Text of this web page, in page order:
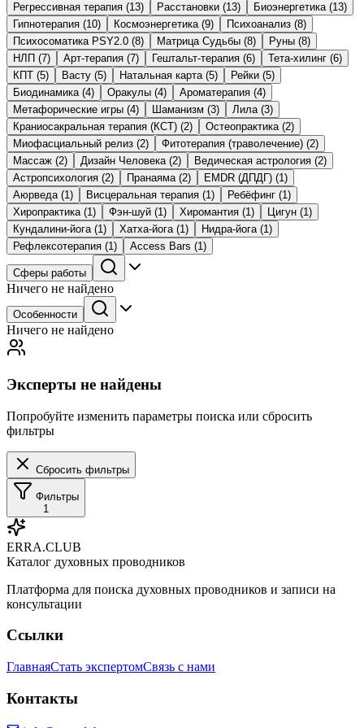
Регрессивная терапия (13) Расстановки (13) Биоэнергетика(13)
Гипнотерапия (10) Космоэнергетика(9) Психоанализ (8)
Психосоматика PSY2.0 (8) Матрица Судьбы (8) Руны (8)
НЛП (7) Арт-терапия (7) Гештальт-терапия (6) Тета-хилинг (6)
КПТ (5) Васту (5) Натальная карта(5) Рейки (5)
Биодинамика(4) Оракулы (4) Ароматерапия (4)
Метафорические игры (4) Шаманизм (3) Лила(3)
Краниосакральная терапия (КСТ) (2) Остеопрактика(2)
Миофасциальный релиз (2) Фитотерапия (траволечение) (2)
Массаж (2) Дизайн Человека(2) Ведическая астрология (2)
Астропсихология (2) Пранаяма(2) EMDR (ДПДГ) (1)
Аюрведа(1) Висцеральная терапия (1) Ребёфинг (1)
Хиропрактика(1) Фэн-шуй (1) Хиромантия (1) Цигун (1)
Кундалини-йога(1) Хатха-йога(1) Нидра-йога(1)
Рефлексотерапия (1) Access Bars (1)
Сферы работы
Ничего не найдено
Особенности
Ничего не найдено
Эксперты не найдены
Попробуйте изменить параметры поиска или сбросить
фильтры
Сбросить фильтры
Фильтры
1
ERRA.CLUB
Каталог духовных проводников
Платформа для поиска духовных проводников и записи на
консультации
Ссылки
ГлавнаяСтать экспертомСвязь с нами
Контакты